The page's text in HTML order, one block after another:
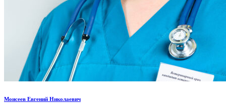
Моисеев Евгений Николаевич